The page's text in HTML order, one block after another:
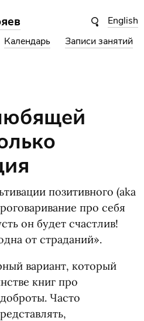
English
Календарь Записи занятий
позитивного (aka
про себя
он будет счастлив!
от страданий».
вариант, который
книг про
Часто